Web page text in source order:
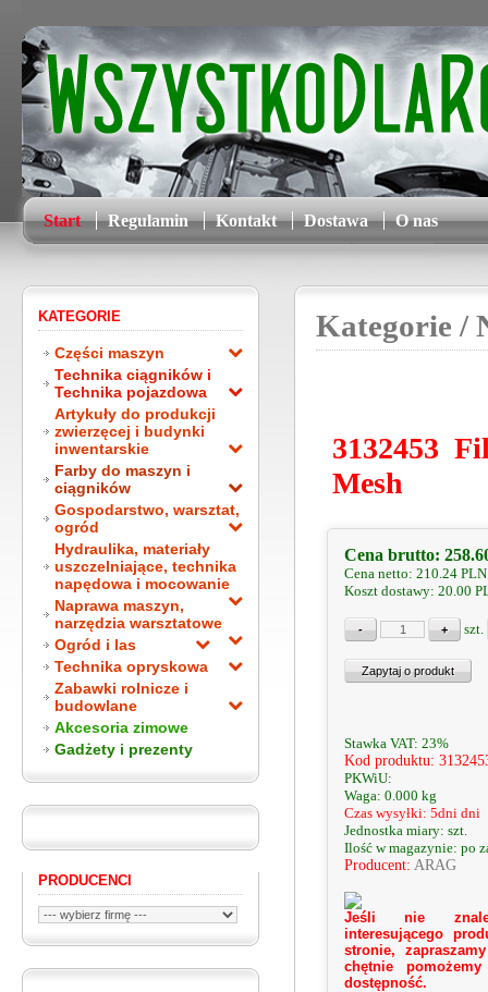
Start Regulamin Kontakt Dostawa O nas
KATEGORIE
Części maszyn
Technika ciągników i
Technika pojazdowa
Artykuły do produkcji
zwierzęcej i budynki
inwentarskie
Farby do maszyn i
ciągników
Gospodarstwo, warsztat,
ogród
Hydraulika, materiały
uszczelniające, technika
napędowa i mocowanie
Naprawa maszyn,
narzędzia warsztatowe
Ogród i las
Technika opryskowa
Zabawki rolnicze i
budowlane
Akcesoria zimowe
Gadżety i prezenty
PRODUCENCI
Kategorie /
3132453
Mesh
Cena brutto:
Cena netto: 210.24 PLN
Koszt dostawy: 20.00
szt.
Stawka VAT: 23%
Kod produktu:
PKWiU:
Waga: 0.000 kg
Czas wysyłki: 5dni dni
Jednostka miary: szt.
Ilość w magazynie: po
Producent: ARAG
Jeśli nie
interesującego
stronie,
chętnie
dostępność.